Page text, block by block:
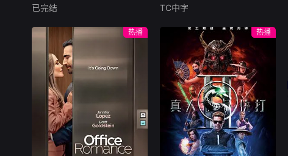
代露娃
民国的上海滩，身怀绝技的孤
女画师许雁真，意外与身陷危
局的融汇银行总账姜心羽产生
交集。姜心羽遭人陷害，只得
与许雁真结盟，彼时银行欲将
国宝名画低价卖给外国人，许
雁真凭借自身精湛画技仿造名
画、偷天换日。几经波折，两
人联手在各方势力的夹缝间巧
妙周旋，共历险阻，破解重重
困境。
已完结
牧羊人乔治（休·杰克曼
饰）最爱给羊群读侦探小说，
没想到自己有一天会离奇死
亡。他留下的3000万巨额遗
产，让每个人貌似都有犯罪动
机。警察毫无头绪之时，羊群
们决定“不务正业”迈出牧场，
追查牧羊人“躺平
TC中字
热播 热播